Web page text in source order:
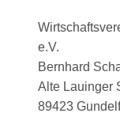
e.V.
Bernhard
Alte Lauinger
89423